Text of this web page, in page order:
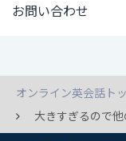
お問い合わせ
オンライン英会話ト
大きすぎるので